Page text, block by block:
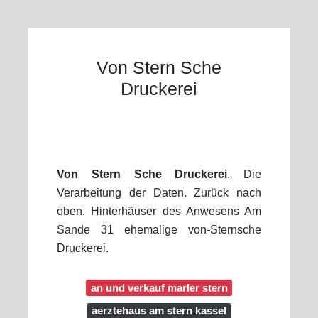
Von Stern Sche
Druckerei
Von Stern Sche Druckerei. Die
Verarbeitung der Daten. Zurück nach
oben. Hinterhäuser des Anwesens Am
Sande 31 ehemalige von-Sternsche
Druckerei.
an und verkauf marler stern
aerztehaus am stern kassel